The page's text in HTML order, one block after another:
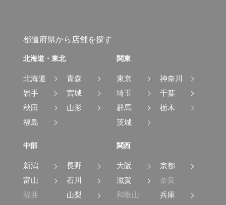
都道府県から店舗を探す
北海道・東北
北海道
青森
岩手
宮城
秋田
山形
福島
関東
東京
神奈川
埼玉
千葉
群馬
栃木
茨城
中部
新潟
長野
富山
石川
福井
山梨
関西
大阪
京都
滋賀
奈良
和歌山
兵庫